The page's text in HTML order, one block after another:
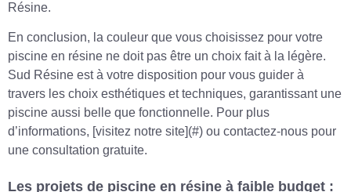
Résine.
En conclusion, la couleur que vous choisissez pour votre
piscine en résine ne doit pas être un choix fait à la légère.
Sud Résine est à votre disposition pour vous guider à
travers les choix esthétiques et techniques, garantissant une
piscine aussi belle que fonctionnelle. Pour plus
d’informations, [visitez notre site](#) ou contactez-nous pour
une consultation gratuite.
Les projets de piscine en résine à faible budget :